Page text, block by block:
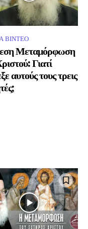
ΒΙΝΤΕΟ
Μεταμόρφωση
Γιατί
αυτούς τους τρεις